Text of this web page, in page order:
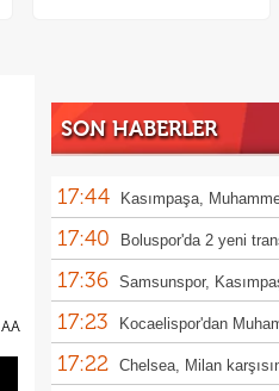
AA
SON HABERLER
17:44 Kasımpaşa,
açıkladı!
17:40 Boluspor'da 2 yeni
17:36 Samsunspor,
17:23 Kocaelispor'dan
5 yıllık imza
17:22 Chelsea, Milan